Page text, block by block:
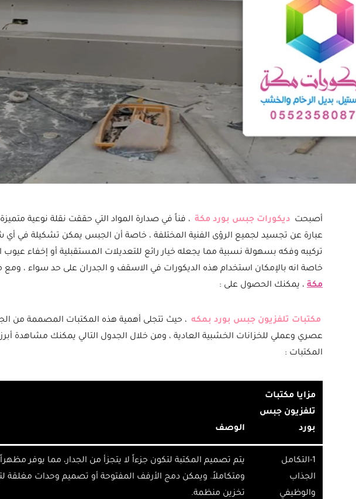
أصبحت ديكورات جبس بورد مكة ، فناً في صدارة المواد التي حققت نقلة نوعية
عبارة عن تجسيد لجميع الرؤى الفنية المختلفة ، خاصة أن الجبس يمكن تشكيلة في
تركيبه وفكه بسهولة نسبية مما يجعله خيار رائع للتعديلات المستقبلية أو إخفاء عيوب
خاصة انه بالإمكان استخدام هذه الديكورات في الاسقف و الجدران على حد سواء ، ومع
مكة ، يمكنك الحصول على :
مكتبات تلفزيون جبس بورد بمكه ، حيث تتجلى أهمية هذه المكتبات المصممة من
عصري وعملي للخزانات الخشبية العادية ، ومن خلال الجدول التالي يمكنك مشاهدة أبرز
المكتبات :
مزايا مكتبات
تلفزيون جبس
بورد
الوصف
1-​التكامل
الجذاب
والوظيفي
يتم تصميم المكتبة لتكون جزءاً لا يتجزأ من الجدار، مما يوفر مظهراً
ومتكاملاً. ويمكن دمج الأرفف المفتوحة أو تصميم وحدات مغلقة
تخزين منظمة.